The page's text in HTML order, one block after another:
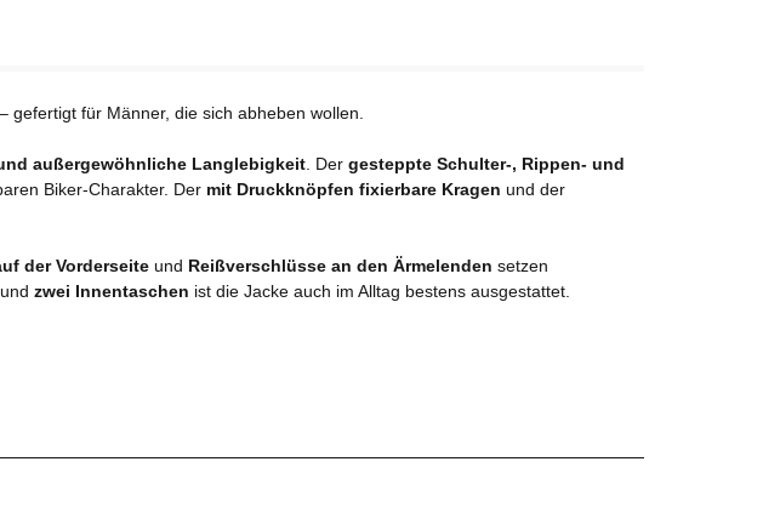
für Männer, die sich abheben wollen.
außergewöhnliche Langlebigkeit . Der gesteppte Schulter-, Rippen- und
Biker-Charakter. Der mit Druckknöpfen fixierbare Kragen und der
der Vorderseite und Reißverschlüsse an den Ärmelenden setzen
und zwei Innentaschen ist die Jacke auch im Alltag bestens ausgestattet.